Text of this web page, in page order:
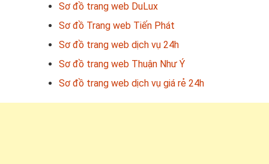
Sơ đồ trang web DuLux
Sơ đồ Trang web Tiến Phát
Sơ đồ trang web dịch vụ 24h
Sơ đồ trang web Thuận Như Ý
Sơ đồ trang web dịch vụ giá rẻ 24h